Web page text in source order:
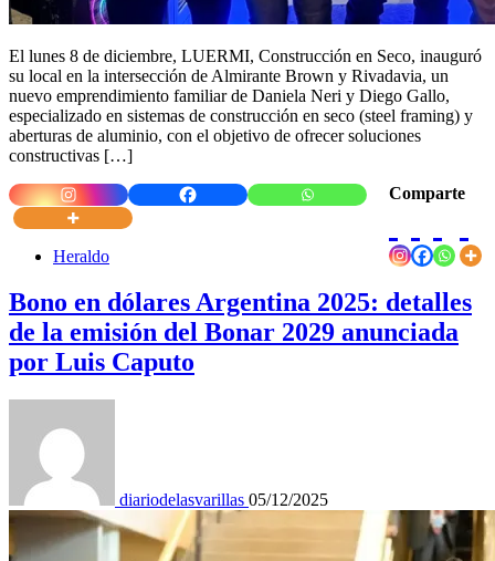
El lunes 8 de diciembre, LUERMI, Construcción en Seco, inauguró
su local en la intersección de Almirante Brown y Rivadavia, un
nuevo emprendimiento familiar de Daniela Neri y Diego Gallo,
especializado en sistemas de construcción en seco (steel framing) y
aberturas de aluminio, con el objetivo de ofrecer soluciones
constructivas […]
Comparte
Heraldo
Bono en dólares Argentina 2025: detalles
de la emisión del Bonar 2029 anunciada
por Luis Caputo
diariodelasvarillas 05/12/2025